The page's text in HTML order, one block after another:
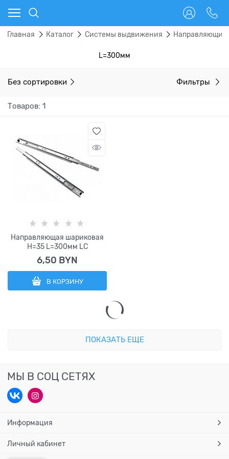
Главная Каталог Системы выдвижения Направляющие
L=300мм
Без сортировки Фильтры
Товаров: 1
Направляющая шариковая
H=35 L=300мм LC
6,50 BYN
В КОРЗИНУ
ПОКАЗАТЬ ЕЩЕ
МЫ В СОЦ СЕТЯХ
Информация
Личный кабинет